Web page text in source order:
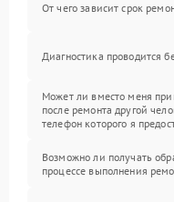
От чего зависит срок
Диагностика проводится
Может ли вместо меня
после ремонта другой
телефон которого я
Возможно ли получать
процессе выполнения